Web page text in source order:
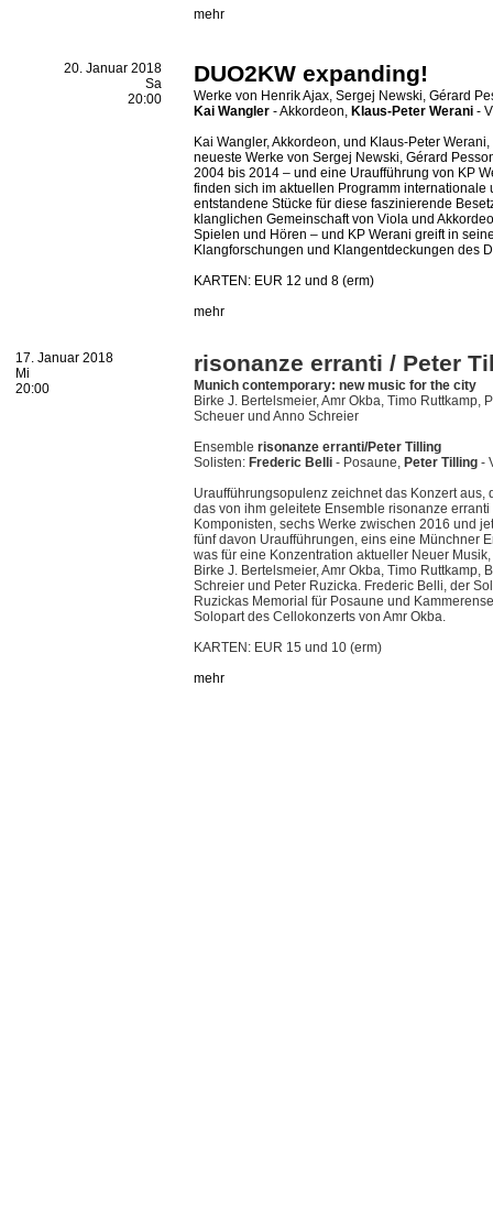
mehr
20. Januar 2018
Sa
20:00
DUO2KW expanding!
Werke von Henrik Ajax, Sergej Newski, Gérard
Kai Wangler - Akkordeon, Klaus-Peter Werani -
Kai Wangler, Akkordeon, und Klaus-Peter
neueste Werke von Sergej Newski, Gérard
2004 bis 2014 – und eine Uraufführung von KP
finden sich im aktuellen Programm internationale
entstandene Stücke für diese faszinierende
klanglichen Gemeinschaft von Viola und
Spielen und Hören – und KP Werani greift in
Klangforschungen und Klangentdeckungen des
KARTEN: EUR 12 und 8 (erm)
mehr
17. Januar 2018
Mi
20:00
risonanze erranti / Peter
Munich contemporary: new music for the city
Birke J. Bertelsmeier, Amr Okba, Timo Ruttkamp,
Scheuer und Anno Schreier
Ensemble risonanze erranti/Peter Tilling
Solisten: Frederic Belli - Posaune, Peter Tilling -
Uraufführungsopulenz zeichnet das Konzert aus,
das von ihm geleitete Ensemble risonanze
Komponisten, sechs Werke zwischen 2016 und
fünf davon Uraufführungen, eins eine Münchner
was für eine Konzentration aktueller Neuer
Birke J. Bertelsmeier, Amr Okba, Timo Ruttkamp,
Schreier und Peter Ruzicka. Frederic Belli, der
Ruzickas Memorial für Posaune und
Solopart des Cellokonzerts von Amr Okba.
KARTEN: EUR 15 und 10 (erm)
mehr